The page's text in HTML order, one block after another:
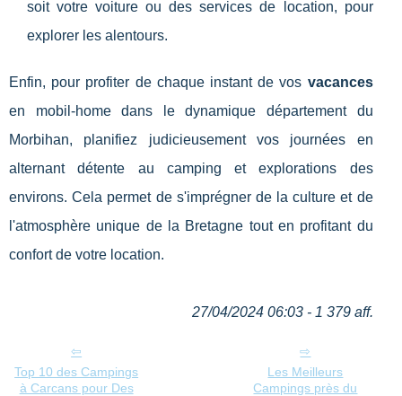
soit votre voiture ou des services de location, pour
explorer les alentours.
Enfin, pour profiter de chaque instant de vos vacances
en mobil-home dans le dynamique département du
Morbihan, planifiez judicieusement vos journées en
alternant détente au camping et explorations des
environs. Cela permet de s'imprégner de la culture et de
l'atmosphère unique de la Bretagne tout en profitant du
confort de votre location.
27/04/2024 06:03 - 1 379 aff.
Top 10 des Campings
à Carcans pour Des
Les Meilleurs
Campings près du